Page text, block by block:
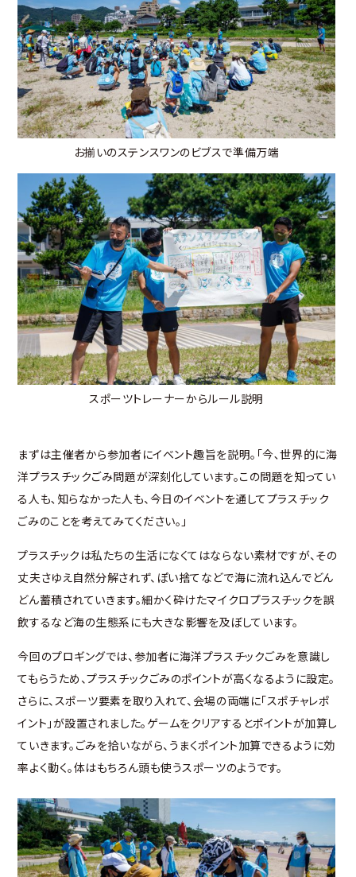
お揃いのステンスワンのビブスで準備万端
スポーツトレーナーからルール説明
まずは主催者から参加者にイベント趣旨を説明。「今､世界的に海
洋プラスチックごみ問題が深刻化しています。この問題を知ってい
る人も､知らなかった人も、今日のイベントを通してプラスチック
ごみのことを考えてみてください。」
プラスチックは私たちの生活になくてはならない素材ですが、その
丈夫さゆえ自然分解されず、ぽい捨てなどで海に流れ込んでどん
どん蓄積されていきます。細かく砕けたマイクロプラスチックを誤
飲するなど海の生態系にも大きな影響を及ぼしています。
今回のプロギングでは、参加者に海洋プラスチックごみを意識し
てもらうため、プラスチックごみのポイントが高くなるように設定。
さらに、スポーツ要素を取り入れて、会場の両端に「スポチャレポ
イント」が設置されました。ゲームをクリアするとポイントが加算し
ていきます。ごみを拾いながら、うまくポイント加算できるように効
率よく動く。体はもちろん頭も使うスポーツのようです。